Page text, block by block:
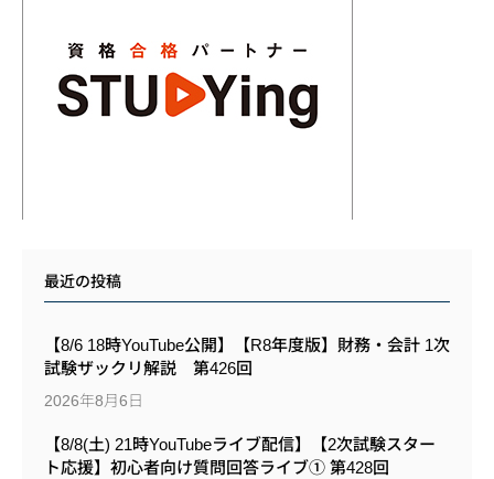
最近の投稿
【8/6 18時YouTube公開】【R8年度版】財務・会計 1次
試験ザックリ解説 第426回
2026年8月6日
【8/8(土) 21時YouTubeライブ配信】【2次試験スター
ト応援】初心者向け質問回答ライブ① 第428回